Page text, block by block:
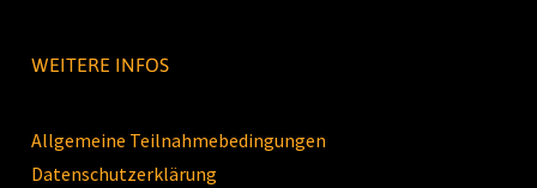
WEITERE INFOS
Allgemeine Teilnahmebedingungen
Datenschutzerklärung